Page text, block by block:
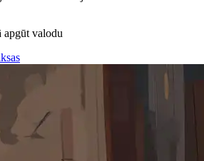
apgūt valodu